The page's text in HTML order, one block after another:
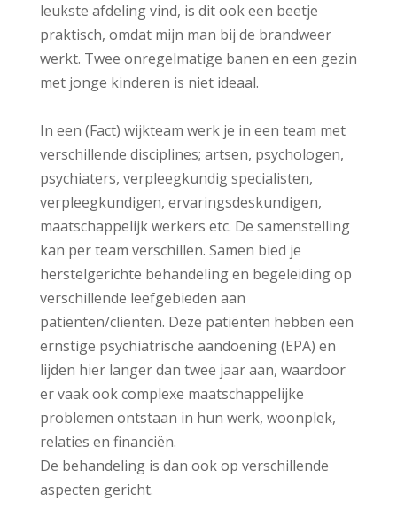
leukste afdeling vind, is dit ook een beetje
praktisch, omdat mijn man bij de brandweer
werkt. Twee onregelmatige banen en een gezin
met jonge kinderen is niet ideaal.
In een (Fact) wijkteam werk je in een team met
verschillende disciplines; artsen, psychologen,
psychiaters, verpleegkundig specialisten,
verpleegkundigen, ervaringsdeskundigen,
maatschappelijk werkers etc. De samenstelling
kan per team verschillen. Samen bied je
herstelgerichte behandeling en begeleiding op
verschillende leefgebieden aan
patiënten/cliënten. Deze patiënten hebben een
ernstige psychiatrische aandoening (EPA) en
lijden hier langer dan twee jaar aan, waardoor
er vaak ook complexe maatschappelijke
problemen ontstaan in hun werk, woonplek,
relaties en financiën.
De behandeling is dan ook op verschillende
aspecten gericht.